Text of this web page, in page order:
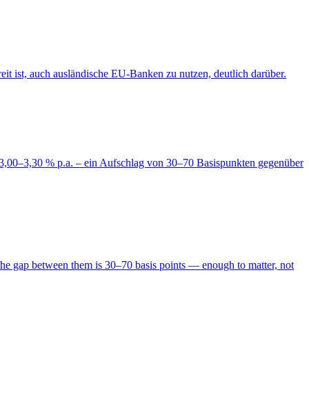
ist, auch ausländische EU-Banken zu nutzen, deutlich darüber.
% p.a. – ein Aufschlag von 30–70 Basispunkten gegenüber
gap between them is 30–70 basis points — enough to matter, not